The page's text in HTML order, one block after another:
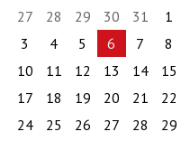
27
28 29 30 31 1
3
4 5 6 7 8
10
11 12 13 14 15
17
18 19 20 21 22
24
25 26 27 28 29